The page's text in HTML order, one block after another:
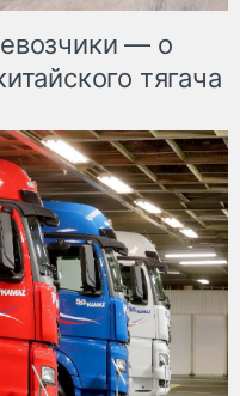
— о
тягача